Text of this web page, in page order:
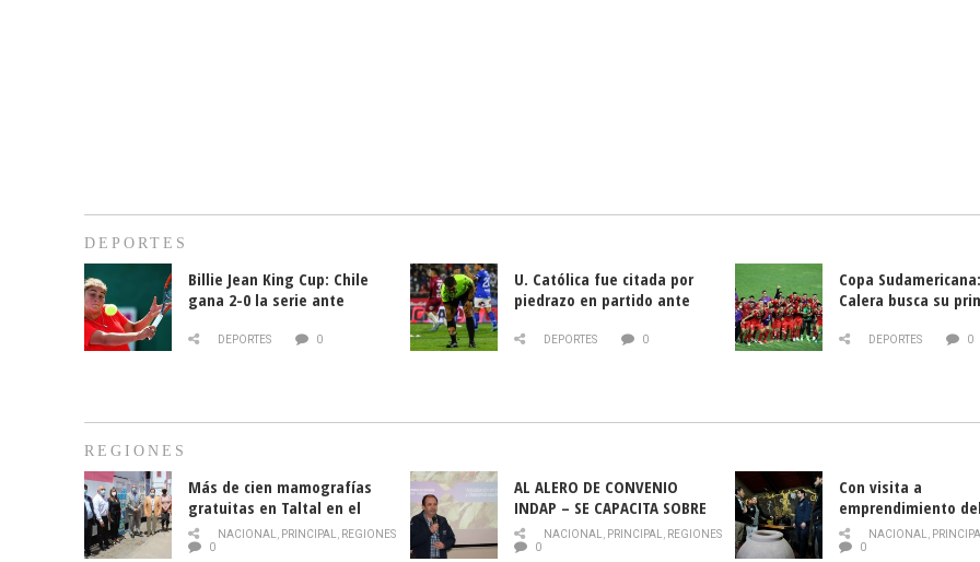
DEPORTES
Billie Jean King Cup: Chile
gana 2-0 la serie ante
DEPORTES 0
U. Católica fue citada por
piedrazo en partido ante
DEPORTES 0
Copa
Calera busca su
DEPORTES 0
REGIONES
Más de cien mamografías
gratuitas en Taltal en el
mes de la prevención del
cáncer de mama
NACIONAL, PRINCIPAL, REGIONES
0
AL ALERO DE CONVENIO
INDAP – SE CAPACITA SOBRE
PLAGA DROSOPHILA SUZUKII
NACIONAL, PRINCIPAL, REGIONES
0
Con visita a
emprendimiento
y llamado al
historia campesina
NACIONAL,
0